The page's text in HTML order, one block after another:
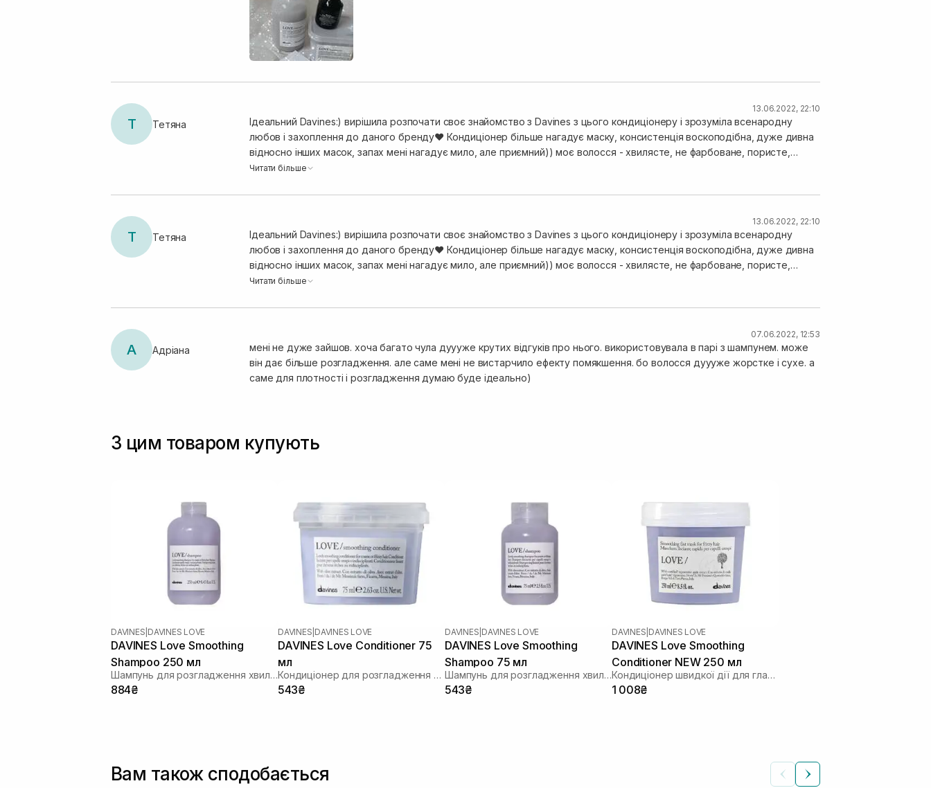
Т Тетяна
13.06.2022, 22:10
Ідеальний Davines:) вирішила розпочати своє знайомство з Davines з цього кондиціонеру і зрозуміла всенародну
любов і захоплення до даного бренду❤️ Кондиціонер більше нагадує маску, консистенція воскоподібна, дуже дивна
відносно інших масок, запах мені нагадує мило, але приємний)) моє волосся - хвилясте, не фарбоване, пористе,
ламке. Результат вражає - волосся неймовірно розсипчасте, пряме без утюжка, плотне і блискуче. "Ялиночки" з
для любителів м'ягкості волосся - волосся дещо жорсте і щільне, але на мою думку, саме за рахунок цього
Читати більше
Т Тетяна
13.06.2022, 22:10
Ідеальний Davines:) вирішила розпочати своє знайомство з Davines з цього кондиціонеру і зрозуміла всенародну
любов і захоплення до даного бренду❤️ Кондиціонер більше нагадує маску, консистенція воскоподібна, дуже дивна
відносно інших масок, запах мені нагадує мило, але приємний)) моє волосся - хвилясте, не фарбоване, пористе,
ламке. Результат вражає - волосся неймовірно розсипчасте, пряме без утюжка, плотне і блискуче. "Ялиночки" з
для любителів м'ягкості волосся - волосся дещо жорсте і щільне, але на мою думку, саме за рахунок цього
Читати більше
А Адріана
07.06.2022, 12:53
мені не дуже зайшов. хоча багато чула дуууже крутих відгуків про нього. використовувала в парі з шампунем. може
він дає більше розгладження. але саме мені не вистарчило ефекту помякшення. бо волосся дуууже жорстке і сухе. а
саме для плотності і розгладження думаю буде ідеально)
З цим товаром купують
DAVINES DAVINES LOVE
DAVINES Love Smoothing
Shampoo 250 мл
Шампунь для розгладження хвилястого волосся
884₴
DAVINES DAVINES LOVE
DAVINES Love Conditioner 75
мл
Кондиціонер для розгладження волосся
543₴
DAVINES DAVINES LOVE
DAVINES Love Smoothing
Shampoo 75 мл
Шампунь для розгладження хвилястого волосся
543₴
DAVINES DAVINES LOVE
DAVINES Love Smoothing
Conditioner NEW 250 мл
Кондиціонер швидкої дії для гладкості неслухняного волосся
1 008₴
Вам також сподобається